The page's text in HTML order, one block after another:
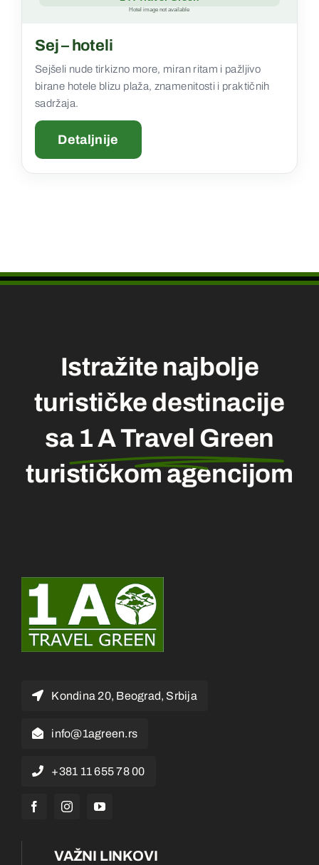
Sej – hoteli
Sejšeli nude tirkizno more, miran ritam i pažljivo
birane hotele blizu plaža, znamenitosti i praktičnih
sadržaja.
Detaljnije
Istražite najbolje
turističke destinacije
sa 1 A Travel Green
turističkom agencijom
Kondina 20, Beograd, Srbija
info@1agreen.rs
+381 11 655 78 00
VAŽNI LINKOVI